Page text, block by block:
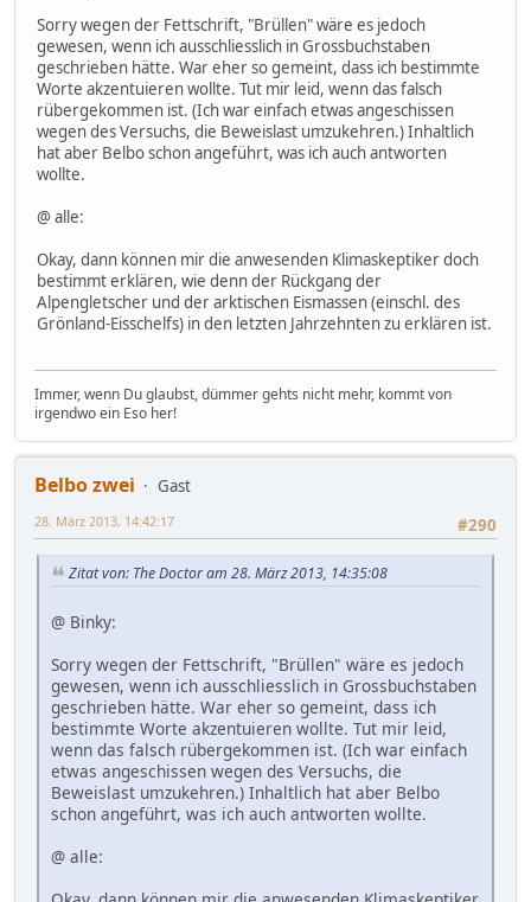
Sorry wegen der Fettschrift, "Brüllen" wäre es jedoch
gewesen, wenn ich ausschliesslich in Grossbuchstaben
geschrieben hätte. War eher so gemeint, dass ich bestimmte
Worte akzentuieren wollte. Tut mir leid, wenn das falsch
rübergekommen ist. (Ich war einfach etwas angeschissen
wegen des Versuchs, die Beweislast umzukehren.) Inhaltlich
hat aber Belbo schon angeführt, was ich auch antworten
wollte.
@ alle:
Okay, dann können mir die anwesenden Klimaskeptiker doch
bestimmt erklären, wie denn der Rückgang der
Alpengletscher und der arktischen Eismassen (einschl. des
Grönland-Eisschelfs) in den letzten Jahrzehnten zu erklären ist.
Immer, wenn Du glaubst, dümmer gehts nicht mehr, kommt von
irgendwo ein Eso her!
Belbo zwei
Gast
#290
28. März 2013, 14:42:17
Zitat von: The Doctor am 28. März 2013, 14:35:08
@ Binky:
Sorry wegen der Fettschrift, "Brüllen" wäre es jedoch
gewesen, wenn ich ausschliesslich in Grossbuchstaben
geschrieben hätte. War eher so gemeint, dass ich
bestimmte Worte akzentuieren wollte. Tut mir leid,
wenn das falsch rübergekommen ist. (Ich war einfach
etwas angeschissen wegen des Versuchs, die
Beweislast umzukehren.) Inhaltlich hat aber Belbo
schon angeführt, was ich auch antworten wollte.
@ alle: